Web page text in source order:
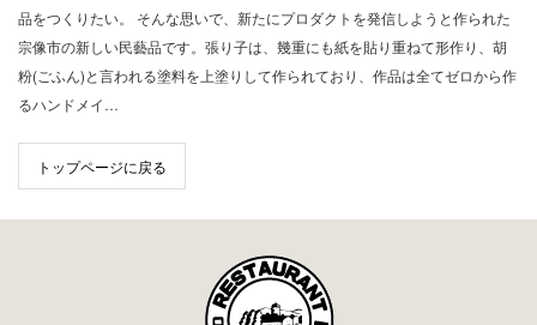
品をつくりたい。 そんな思いで、新たにプロダクトを発信しようと作られた
宗像市の新しい民藝品です。張り子は、幾重にも紙を貼り重ねて形作り、胡
粉(ごふん)と言われる塗料を上塗りして作られており、作品は全てゼロから作
るハンドメイ…
トップページに戻る